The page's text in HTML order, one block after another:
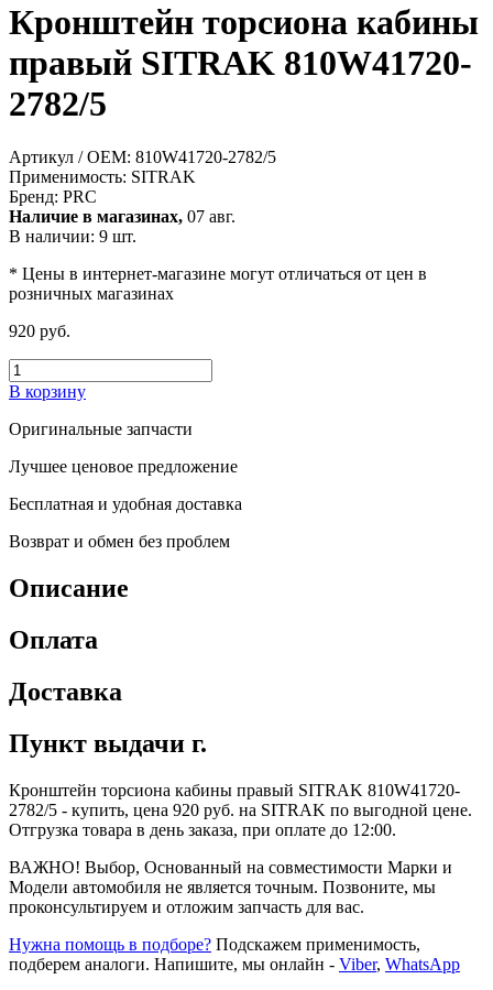
Кронштейн торсиона кабины
правый SITRAK 810W41720-
2782/5
Артикул / OEM: 810W41720-2782/5
Применимость: SITRAK
Бренд: PRC
Наличие в магазинах, 07 авг.
В наличии: 9 шт.
* Цены в интернет-магазине могут отличаться от цен в
розничных магазинах
920 руб.
В корзину
Оригинальные запчасти
Лучшее ценовое предложение
Бесплатная и удобная доставка
Возврат и обмен без проблем
Описание
Оплата
Доставка
Пункт выдачи г.
Кронштейн торсиона кабины правый SITRAK 810W41720-
2782/5 - купить, цена 920 руб. на SITRAK по выгодной цене.
Отгрузка товара в день заказа, при оплате до 12:00.
ВАЖНО! Выбор, Основанный на совместимости Марки и
Модели автомобиля не является точным. Позвоните, мы
проконсультируем и отложим запчасть для вас.
Нужна помощь в подборе? Подскажем применимость,
подберем аналоги. Напишите, мы онлайн - Viber, WhatsApp